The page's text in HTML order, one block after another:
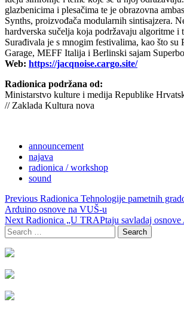
glazbenicima i plesačima te je obrazovna
Synths, proizvođača modularnih sintisajzera.
hardverska sučelja koja podržavaju algoritme i
Surađivala je s mnogim festivalima, kao što su
Garage, MEFF Italija i Berlinski sajam
Web: https://jacqnoise.cargo.site/
Radionica podržana od:
Ministarstvo kulture i medija Republike
// Zaklada Kultura nova
announcement
najava
radionica / workshop
sound
Post
navigation
Previous Radionica Tehnologije pametnih
Arduino osnove na VUŠ-u
Next Radionica „U TRAPtaju savladaj
Search
for: